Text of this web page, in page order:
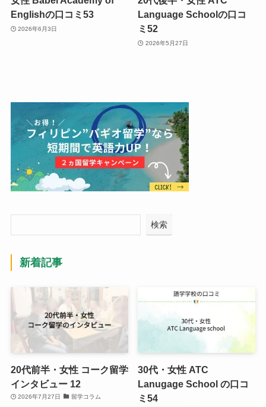
Englishの口コミ53
2026年6月3日
Language Schoolの口コ
ミ52
2026年5月27日
検索
新着記事
20代前半・女性 コーク留学
インタビュー 12
2026年7月27日 留学コラム
30代・女性 ATC
Lanugage School の口コ
ミ54